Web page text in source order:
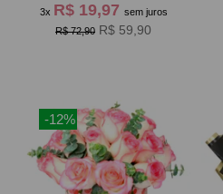
3x R$ 19,97 sem juros
R$ 72,90 R$ 59,90
-12%